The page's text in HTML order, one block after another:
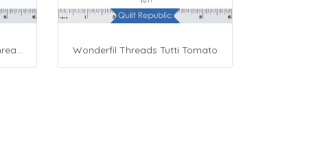
Presencia Cotton Sewing Thread 3-ply 60wt 4882 Yards Grey Wonderfil Threads Tutti Tomato